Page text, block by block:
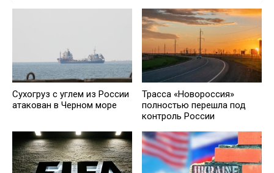
Сухогруз с углем из России
атакован в Черном море
Трасса «Новороссия»
полностью перешла под
контроль России